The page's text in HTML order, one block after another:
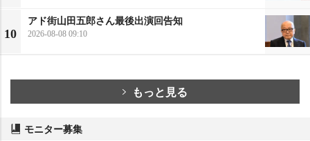
10
アド街山田五郎さん最後出演回告知
2026-08-08 09:10
もっと見る
モニター募集